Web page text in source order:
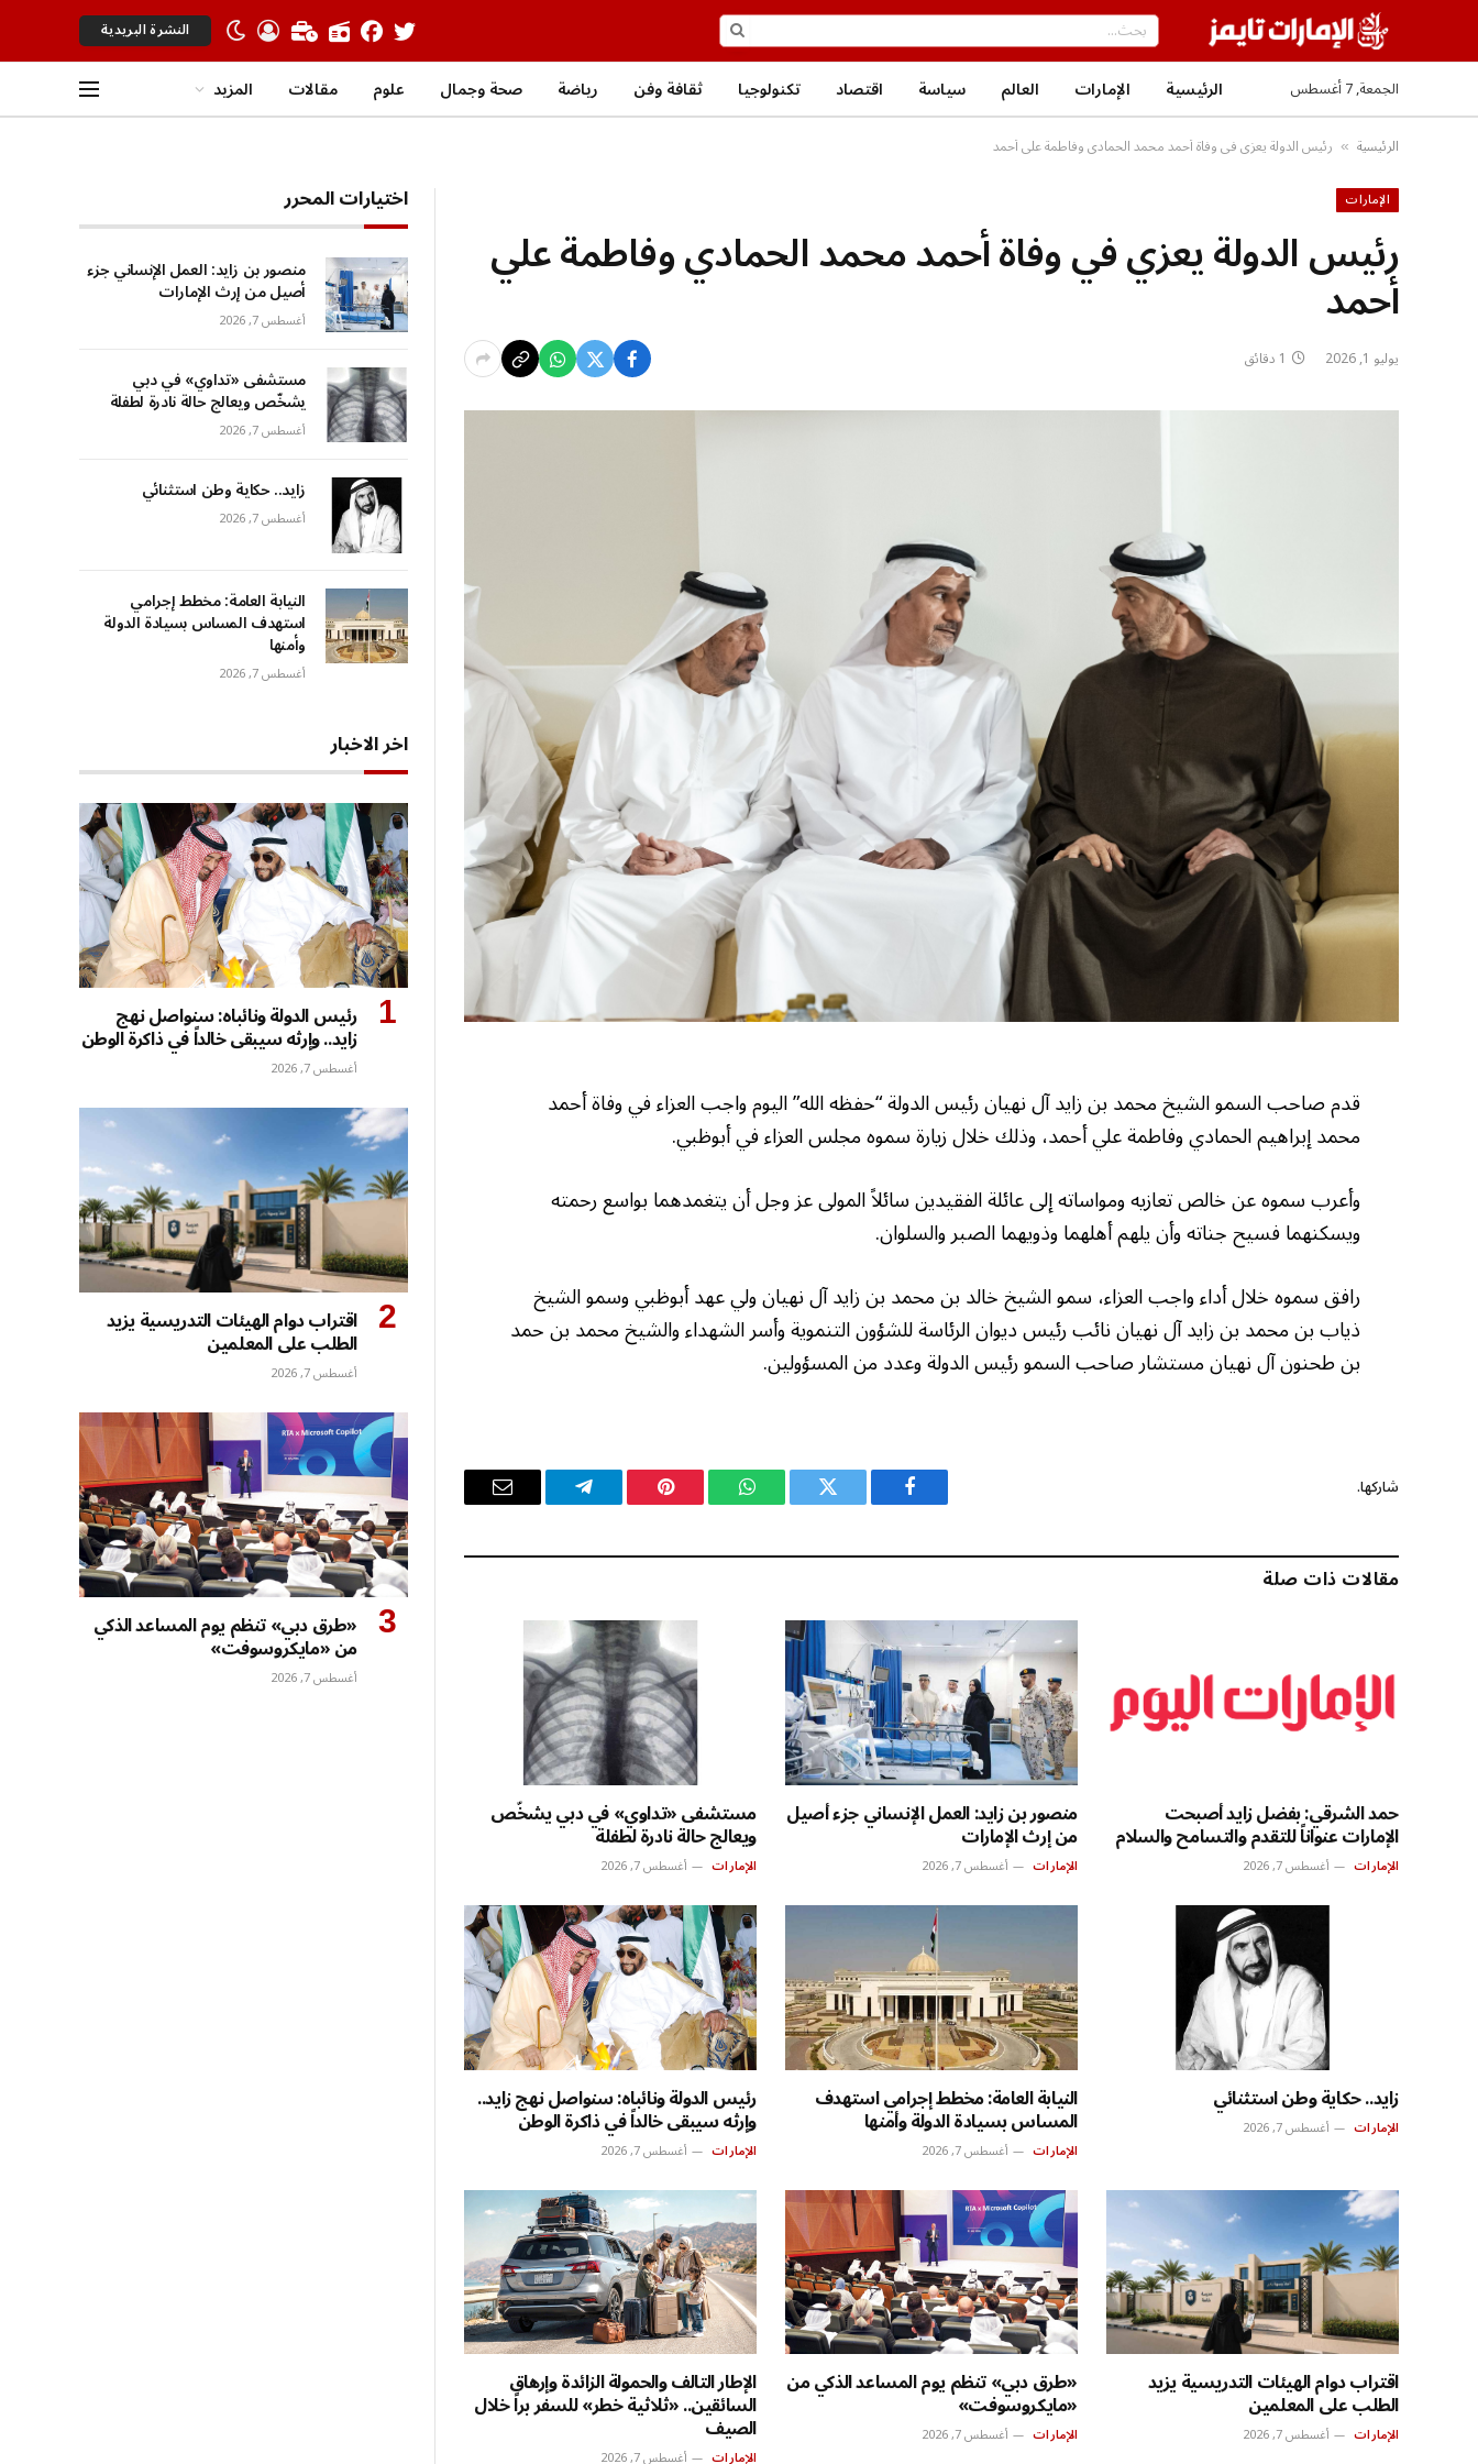
النشرة البريدية
الجمعة, 7 أغسطس الرئيسية الإمارات العالم سياسة اقتصاد تكنولوجيا ثقافة وفن رياضة صحة وجمال علوم مقالات المزيد
الرئيسية » رئيس الدولة يعزي في وفاة أحمد محمد الحمادي وفاطمة علي أحمد
الإمارات
رئيس الدولة يعزي في وفاة أحمد محمد الحمادي وفاطمة علي
أحمد
يوليو 1, 2026 1 دقائق
قدم صاحب السمو الشيخ محمد بن زايد آل نهيان رئيس الدولة “حفظه الله” اليوم واجب العزاء في وفاة أحمد
محمد إبراهيم الحمادي وفاطمة علي أحمد، وذلك خلال زيارة سموه مجلس العزاء في أبوظبي.
وأعرب سموه عن خالص تعازيه ومواساته إلى عائلة الفقيدين سائلاً المولى عز وجل أن يتغمدهما بواسع رحمته
ويسكنهما فسيح جناته وأن يلهم أهلهما وذويهما الصبر والسلوان.
رافق سموه خلال أداء واجب العزاء، سمو الشيخ خالد بن محمد بن زايد آل نهيان ولي عهد أبوظبي وسمو الشيخ
ذياب بن محمد بن زايد آل نهيان نائب رئيس ديوان الرئاسة للشؤون التنموية وأسر الشهداء والشيخ محمد بن حمد
بن طحنون آل نهيان مستشار صاحب السمو رئيس الدولة وعدد من المسؤولين.
شاركها.
فيسبوك تويتر واتساب بينتيريستتيلقرام
البريد
مقالات ذات صلة
حمد الشرقي: بفضل زايد أصبحت
الإمارات عنواناً للتقدم والتسامح والسلام
الإمارات أغسطس 7, 2026
منصور بن زايد: العمل الإنساني جزء أصيل
من إرث الإمارات
الإمارات أغسطس 7, 2026
مستشفى «تداوي» في دبي يشخّص
ويعالج حالة نادرة لطفلة
الإمارات أغسطس 7, 2026
زايد.. حكاية وطن استثنائي
الإمارات أغسطس 7, 2026
النيابة العامة: مخطط إجرامي استهدف
المساس بسيادة الدولة وأمنها
الإمارات أغسطس 7, 2026
رئيس الدولة ونائباه: سنواصل نهج زايد..
وإرثه سيبقى خالداً في ذاكرة الوطن
الإمارات أغسطس 7, 2026
اقتراب دوام الهيئات التدريسية يزيد
الطلب على المعلمين
الإمارات أغسطس 7, 2026
«طرق دبي» تنظم يوم المساعد الذكي من
«مايكروسوفت»
الإمارات أغسطس 7, 2026
الإطار التالف والحمولة الزائدة وإرهاق
السائقين.. «ثلاثية خطر» للسفر براً خلال
الصيف
الإمارات أغسطس 7, 2026
اختيارات المحرر
منصور بن زايد: العمل الإنساني جزء
أصيل من إرث الإمارات
أغسطس 7, 2026
مستشفى «تداوي» في دبي
يشخّص ويعالج حالة نادرة لطفلة
أغسطس 7, 2026
زايد.. حكاية وطن استثنائي
أغسطس 7, 2026
النيابة العامة: مخطط إجرامي
استهدف المساس بسيادة الدولة
وأمنها
أغسطس 7, 2026
اخر الاخبار
رئيس الدولة ونائباه: سنواصل نهج
زايد.. وإرثه سيبقى خالداً في ذاكرة الوطن
أغسطس 7, 2026
اقتراب دوام الهيئات التدريسية يزيد
الطلب على المعلمين
أغسطس 7, 2026
«طرق دبي» تنظم يوم المساعد الذكي
من «مايكروسوفت»
أغسطس 7, 2026